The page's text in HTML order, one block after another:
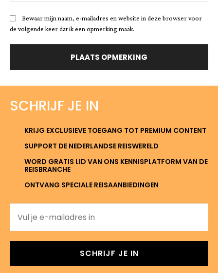
Bewaar mijn naam, e-mailadres en website in deze browser voor
de volgende keer dat ik een opmerking maak.
SCHRIJF JE IN
KRIJG EXCLUSIEVE TOEGANG TOT PREMIUM CONTENT
SUPPORT DE NEDERLANDSE REISWERELD
WORD GRATIS LID VAN ONS KENNISPLATFORM VAN DE
REISBRANCHE
ONTVANG SPECIALE REISAANBIEDINGEN
SCHRIJF JE IN